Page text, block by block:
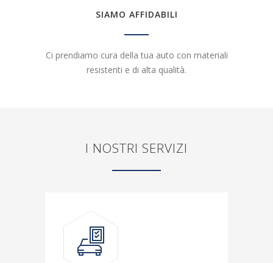
SIAMO AFFIDABILI
Ci prendiamo cura della tua auto con materiali
resistenti e di alta qualità.
I NOSTRI SERVIZI